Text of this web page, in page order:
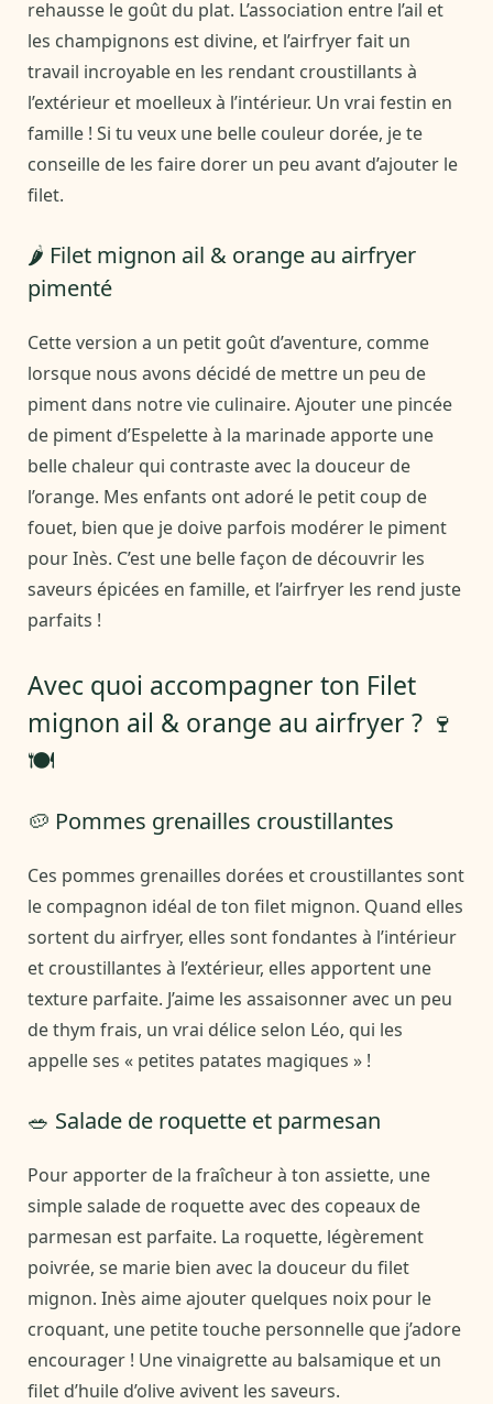
rehausse le goût du plat. L’association entre l’ail et
les champignons est divine, et l’airfryer fait un
travail incroyable en les rendant croustillants à
l’extérieur et moelleux à l’intérieur. Un vrai festin en
famille ! Si tu veux une belle couleur dorée, je te
conseille de les faire dorer un peu avant d’ajouter le
filet.
🌶️ Filet mignon ail & orange au airfryer
pimenté
Cette version a un petit goût d’aventure, comme
lorsque nous avons décidé de mettre un peu de
piment dans notre vie culinaire. Ajouter une pincée
de piment d’Espelette à la marinade apporte une
belle chaleur qui contraste avec la douceur de
l’orange. Mes enfants ont adoré le petit coup de
fouet, bien que je doive parfois modérer le piment
pour Inès. C’est une belle façon de découvrir les
saveurs épicées en famille, et l’airfryer les rend juste
parfaits !
Avec quoi accompagner ton Filet
mignon ail & orange au airfryer ? 🍷
🍽️
🥔 Pommes grenailles croustillantes
Ces pommes grenailles dorées et croustillantes sont
le compagnon idéal de ton filet mignon. Quand elles
sortent du airfryer, elles sont fondantes à l’intérieur
et croustillantes à l’extérieur, elles apportent une
texture parfaite. J’aime les assaisonner avec un peu
de thym frais, un vrai délice selon Léo, qui les
appelle ses « petites patates magiques » !
🥗 Salade de roquette et parmesan
Pour apporter de la fraîcheur à ton assiette, une
simple salade de roquette avec des copeaux de
parmesan est parfaite. La roquette, légèrement
poivrée, se marie bien avec la douceur du filet
mignon. Inès aime ajouter quelques noix pour le
croquant, une petite touche personnelle que j’adore
encourager ! Une vinaigrette au balsamique et un
filet d’huile d’olive avivent les saveurs.